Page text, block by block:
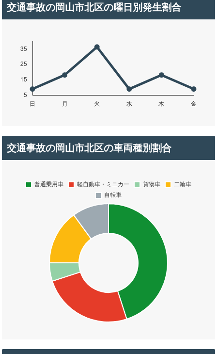
交通事故の岡山市北区の曜日別発生割合
交通事故の岡山市北区の車両種別割合